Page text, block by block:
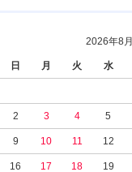
2026年8月
日 月 火 水
2 3 4 5
9 10 11 12
16 17 18 19